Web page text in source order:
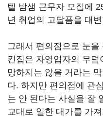
텔 밤샘 근무자 모집에
년 취업의 고달픔을 대
그래서 편의점으로 눈을
킨집은 자영업자의 무
망하지는 않을 거라는
다. 하지만 편의점에 관
는 안 된다는 사실을 잘
교대로 일한 대가를 가